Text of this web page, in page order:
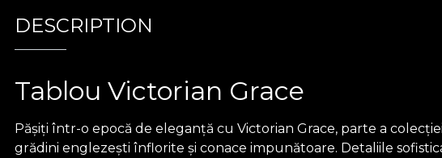
DESCRIPTION
Tablou Victorian Grace
Pășiți într-o epocă de eleganță cu Victorian Grace, parte a
grădini englezești înflorite și conace impunătoare. Detaliile